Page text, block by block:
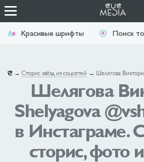
Красивые шрифты Поиск
→ Сторис звёзд из соцсетей → Шелягова
Шелягова
Shelyagova
в Инстаграме.
сторис, фото